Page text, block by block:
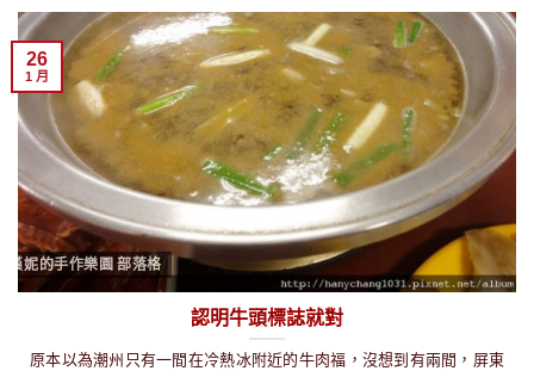
漢妮的手作樂園 部落格
認明牛頭標誌就對
原本以為潮州只有一間在冷熱冰附近的牛肉福，沒想到有兩間，屏東
26
1 月